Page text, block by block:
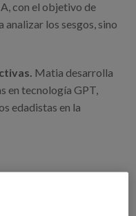
con el objetivo de
los sesgos, sino
Matia desarrolla
en tecnología GPT,
edadistas en la